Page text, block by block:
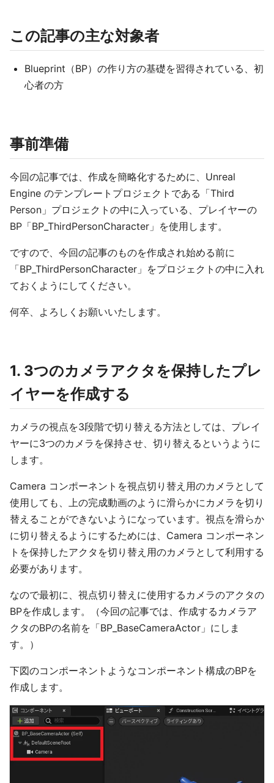
この記事の主な対象者
Blueprint（BP）の作り方の基礎を習得されている、初
心者の方
事前準備
今回の記事では、作成を簡略化するために、Unreal
Engine のテンプレートプロジェクトである「Third
Person」プロジェクトの中に入っている、プレイヤーの
BP「BP_ThirdPersonCharacter」を使用します。
ですので、今回の記事のものを作成され始める前に
「BP_ThirdPersonCharacter」をプロジェクトの中に入れ
ておくようにしてください。
何卒、よろしくお願いいたします。
1. 3つのカメラアクタを保持したプレ
イヤーを作成する
カメラの視点を3段階で切り替える方法としては、プレイ
ヤーに3つのカメラを保持させ、切り替えるというように
します。
Camera コンポーネントを視点切り替え用のカメラとして
使用しても、上の完成動画のように滑らかにカメラを切り
替えることができないようになっています。視点を滑らか
に切り替えるようにするためには、Camera コンポーネン
トを保持したアクタを切り替え用のカメラとして利用する
必要があります。
なので最初に、視点切り替えに使用するカメラのアクタの
BPを作成します。（今回の記事では、作成するカメラア
クタのBPの名前を「BP_BaseCameraActor」にしま
す。）
下図のコンポーネントようなコンポーネント構成のBPを
作成します。